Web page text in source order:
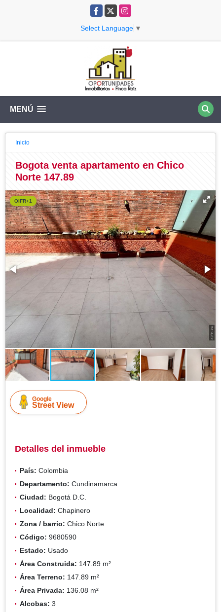
Facebook
X Instagram
Select Language ▼
MENÚ
Inicio
Bogota venta apartamento en Chico
Norte 147.89
OIFR+1
Google
Street View
Detalles del inmueble
País: Colombia
Departamento: Cundinamarca
Ciudad: Bogotá D.C.
Localidad: Chapinero
Zona / barrio: Chico Norte
Código: 9680590
Estado: Usado
Área Construida: 147.89 m²
Área Terreno: 147.89 m²
Área Privada: 136.08 m²
Alcobas: 3